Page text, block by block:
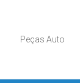
Peças Auto